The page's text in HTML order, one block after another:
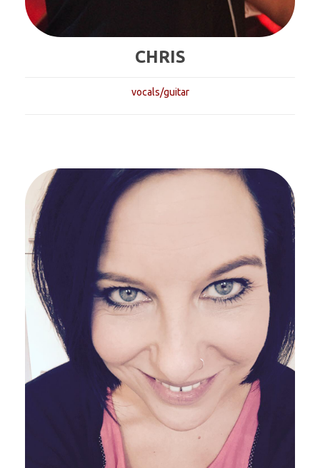
CHRIS
vocals/guitar